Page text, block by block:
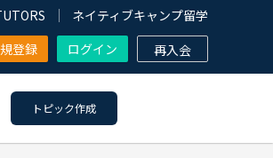
ネイティブキャンプ留学
登録
ログイン 再入会
トピック作成